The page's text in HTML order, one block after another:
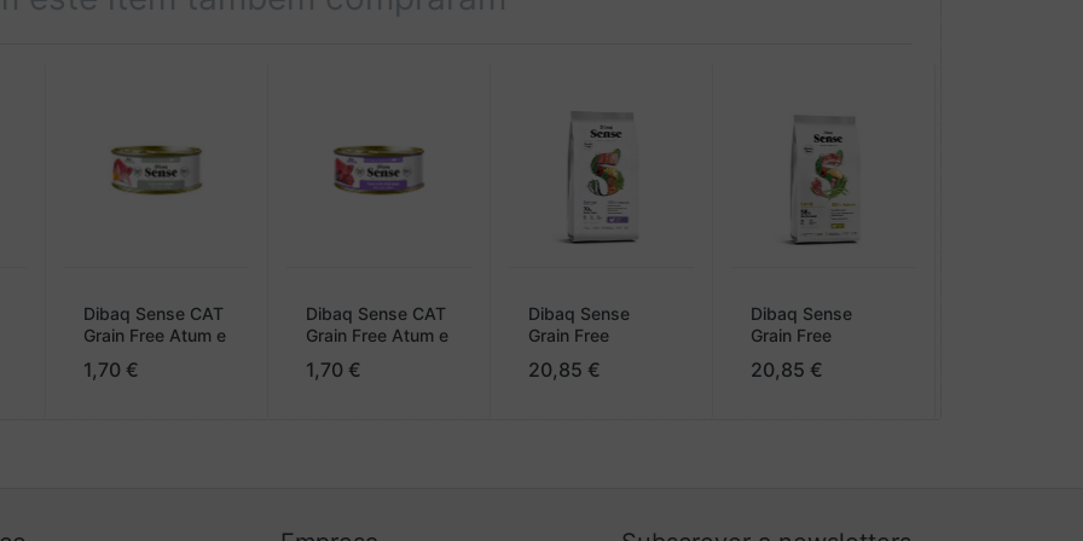
(tocoferóis naturais). Aditivos nutricionais/kg: Vitaminas: Vitamina A 18.500 UI, Vitamina D3 1.875 UI, Vitamina
da flora intestinal: (Bacillus velezensis (DSM 15544) 100 ppm.
Dibaq Sense CAT
Grain Free Atum e
1,70 €
Dibaq Sense CAT
Grain Free Atum e
1,70 €
Dibaq Sense
Grain Free
20,85 €
Dibaq Sense
Grain Free
20,85 €